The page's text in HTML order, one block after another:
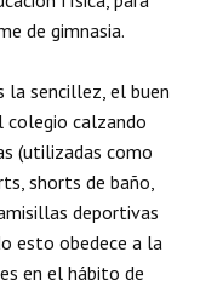
de gimnasia.
la sencillez, el buen
colegio calzando
(utilizadas como
shorts de baño,
deportivas
esto obedece a la
en el hábito de